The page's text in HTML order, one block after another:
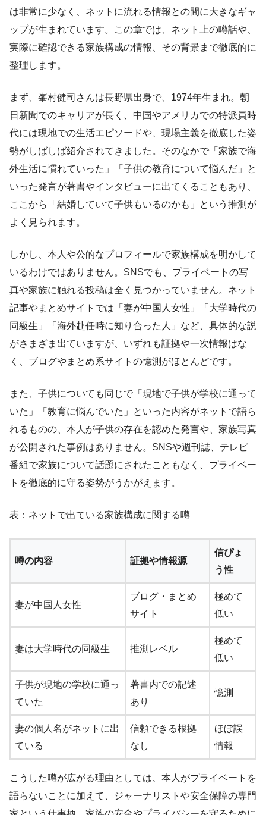
は非常に少なく、ネットに流れる情報との間に大きなギャ
ップが生まれています。この章では、ネット上の噂話や、
実際に確認できる家族構成の情報、その背景まで徹底的に
整理します。
まず、峯村健司さんは長野県出身で、1974年生まれ。朝
日新聞でのキャリアが長く、中国やアメリカでの特派員時
代には現地での生活エピソードや、現場主義を徹底した姿
勢がしばしば紹介されてきました。そのなかで「家族で海
外生活に慣れていった」「子供の教育について悩んだ」と
いった発言が著書やインタビューに出てくることもあり、
ここから「結婚していて子供もいるのかも」という推測が
よく見られます。
しかし、本人や公的なプロフィールで家族構成を明かして
いるわけではありません。SNSでも、プライベートの写
真や家族に触れる投稿は全く見つかっていません。ネット
記事やまとめサイトでは「妻が中国人女性」「大学時代の
同級生」「海外赴任時に知り合った人」など、具体的な説
がさまざま出ていますが、いずれも証拠や一次情報はな
く、ブログやまとめ系サイトの憶測がほとんどです。
また、子供についても同じで「現地で子供が学校に通って
いた」「教育に悩んでいた」といった内容がネットで語ら
れるものの、本人が子供の存在を認めた発言や、家族写真
が公開された事例はありません。SNSや週刊誌、テレビ
番組で家族について話題にされたこともなく、プライベー
トを徹底的に守る姿勢がうかがえます。
表：ネットで出ている家族構成に関する噂
噂の内容 証拠や情報源
信ぴょ
う性
妻が中国人女性
ブログ・まとめ
サイト
極めて
低い
妻は大学時代の同級生 推測レベル
極めて
低い
子供が現地の学校に通っ
ていた
著書内での記述
あり
憶測
妻の個人名がネットに出
ている
信頼できる根拠
なし
ほぼ誤
情報
こうした噂が広がる理由としては、本人がプライベートを
語らないことに加えて、ジャーナリストや安全保障の専門